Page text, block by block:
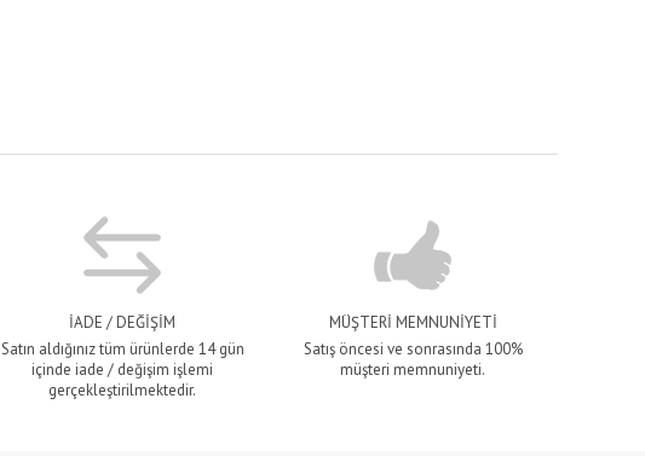
İADE / DEĞİŞİM
Satın aldığınız tüm ürünlerde 14 gün
içinde iade / değişim işlemi
gerçekleştirilmektedir.
MÜŞTERİ MEMNUNİYETİ
Satış öncesi ve sonrasında 100%
müşteri memnuniyeti.